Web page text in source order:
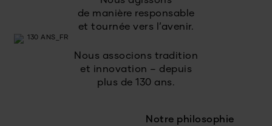
de manière responsable
et tournée vers l’avenir.
Nous associons tradition
et innovation – depuis
plus de 130 ans.
Notre philosophie